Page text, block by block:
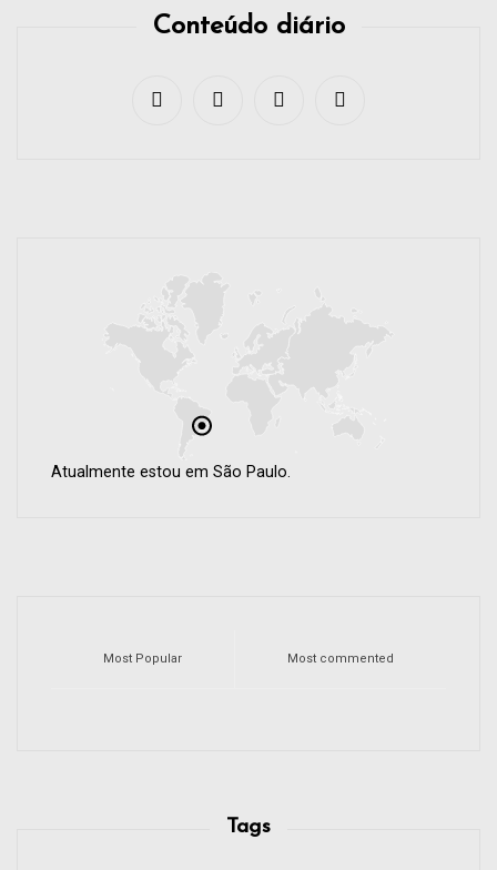
Conteúdo diário
Atualmente estou em São Paulo.
Most Popular Most commented
Tags